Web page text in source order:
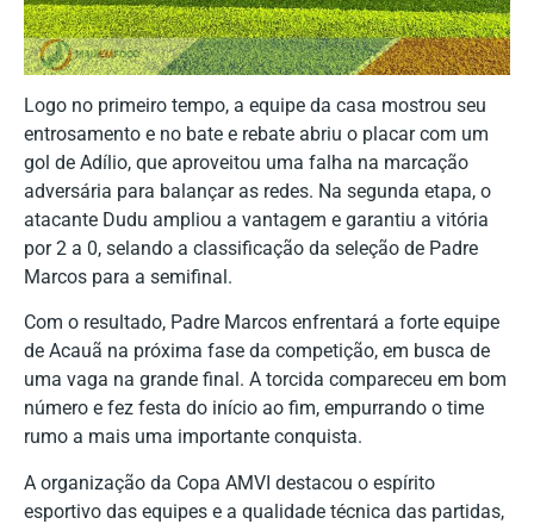
Logo no primeiro tempo, a equipe da casa mostrou seu
entrosamento e no bate e rebate abriu o placar com um
gol de Adílio, que aproveitou uma falha na marcação
adversária para balançar as redes. Na segunda etapa, o
atacante Dudu ampliou a vantagem e garantiu a vitória
por 2 a 0, selando a classificação da seleção de Padre
Marcos para a semifinal.
Com o resultado, Padre Marcos enfrentará a forte equipe
de Acauã na próxima fase da competição, em busca de
uma vaga na grande final. A torcida compareceu em bom
número e fez festa do início ao fim, empurrando o time
rumo a mais uma importante conquista.
A organização da Copa AMVI destacou o espírito
esportivo das equipes e a qualidade técnica das partidas,